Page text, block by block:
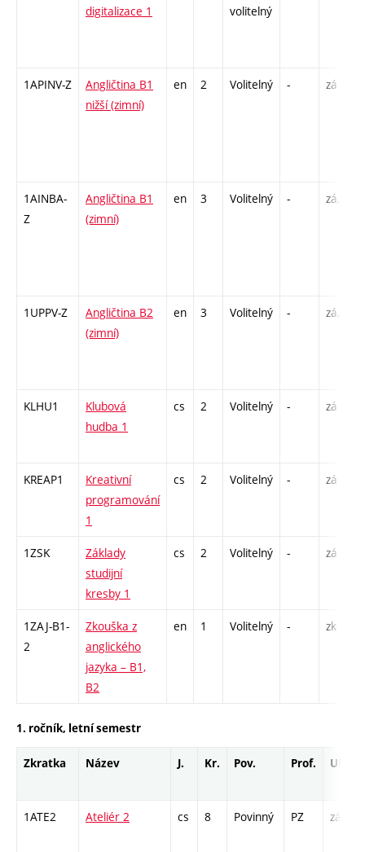
digitalizace 1
volitelný
1APINV-Z
Angličtina B1
nižší (zimní)
en 2 Volitelný - zá
1AINBA-
Z
Angličtina B1
(zimní)
en 3 Volitelný - zá,zk
1UPPV-Z
Angličtina B2
(zimní)
en 3 Volitelný - zá,zk
KLHU1
Klubová
hudba 1
cs 2 Volitelný - zá
KREAP1
Kreativní
programování
1
cs 2 Volitelný - zá
1ZSK
Základy
studijní
kresby 1
cs 2 Volitelný - zá
1ZAJ-B1-
2
Zkouška z
anglického
jazyka – B1,
B2
en 1 Volitelný - zk
1. ročník, letní semestr
Zkratka Název J. Kr. Pov. Prof. Uk.
1ATE2 Ateliér 2 cs 8 Povinný PZ zá